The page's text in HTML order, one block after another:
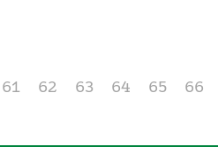
61 62 63 64 65 66